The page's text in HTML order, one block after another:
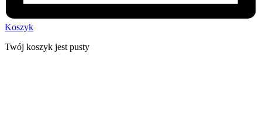
Koszyk
Twój koszyk jest pusty